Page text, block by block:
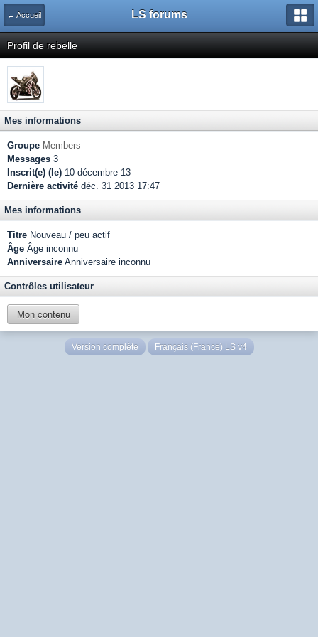
← Accueil LS forums
Profil de rebelle
Mes informations
Groupe Members
Messages 3
Inscrit(e) (le) 10-décembre 13
Dernière activité déc. 31 2013 17:47
Mes informations
Titre Nouveau / peu actif
Âge Âge inconnu
Anniversaire Anniversaire inconnu
Contrôles utilisateur
Mon contenu
Version complète Français (France) LS v4